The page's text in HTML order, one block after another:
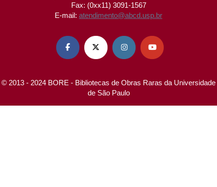
Fax: (0xx11) 3091-1567
E-mail: atendimento@abcd.usp.br
   
© 2013 - 2024 BORE - Bibliotecas de Obras Raras da Universidade
de São Paulo